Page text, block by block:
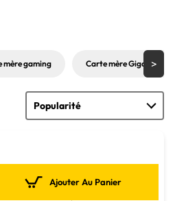
mère gaming Carte mère Gigabyte
Ajouter Au Panier